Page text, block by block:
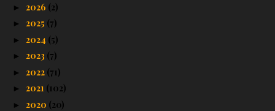
► 2026 (2)
► 2025 (7)
► 2024 (5)
► 2023 (7)
► 2022 (71)
► 2021 (102)
► 2020 (20)